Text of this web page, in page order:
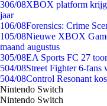
306/08XBOX platform
jaar
106/08Forensics: Crime
105/08Nieuwe XBOX
maand augustus
305/08EA Sports FC 27
504/08Street Fighter 6-fans
504/08Control Resonant
Nintendo Switch
Nintendo Switch